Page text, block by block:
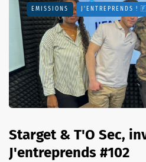
EMISSIONS J'ENTREPRENDS !
Starget & T'O Sec,
J'entreprends #102